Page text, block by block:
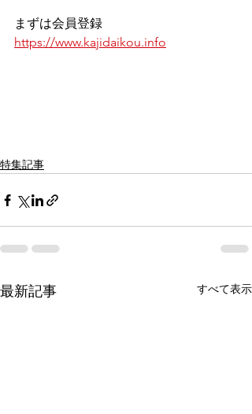
まずは会員登録
https://www.kajidaikou.info
特集記事
最新記事 すべて表示